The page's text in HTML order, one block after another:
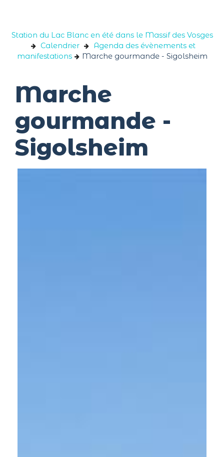
Station du Lac Blanc en été dans le Massif des Vosges
Calendrier
Agenda des évènements et
manifestations
Marche gourmande - Sigolsheim
Marche
gourmande -
Sigolsheim